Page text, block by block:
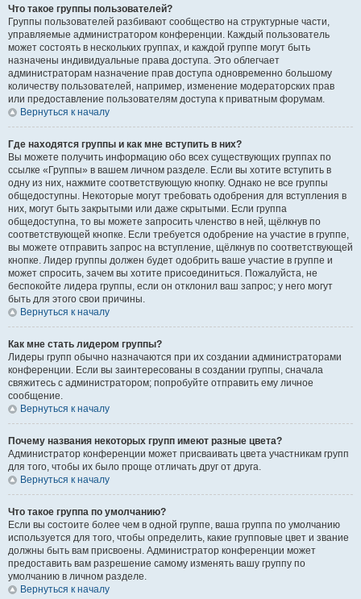
Что такое группы пользователей?
Группы пользователей разбивают сообщество на структурные части,
управляемые администратором конференции. Каждый пользователь
может состоять в нескольких группах, и каждой группе могут быть
назначены индивидуальные права доступа. Это облегчает
администраторам назначение прав доступа одновременно большому
количеству пользователей, например, изменение модераторских прав
или предоставление пользователям доступа к приватным форумам.
Вернуться к началу
Где находятся группы и как мне вступить в них?
Вы можете получить информацию обо всех существующих группах по
ссылке «Группы» в вашем личном разделе. Если вы хотите вступить в
одну из них, нажмите соответствующую кнопку. Однако не все группы
общедоступны. Некоторые могут требовать одобрения для вступления в
них, могут быть закрытыми или даже скрытыми. Если группа
общедоступна, то вы можете запросить членство в ней, щёлкнув по
соответствующей кнопке. Если требуется одобрение на участие в группе,
вы можете отправить запрос на вступление, щёлкнув по соответствующей
кнопке. Лидер группы должен будет одобрить ваше участие в группе и
может спросить, зачем вы хотите присоединиться. Пожалуйста, не
беспокойте лидера группы, если он отклонил ваш запрос; у него могут
быть для этого свои причины.
Вернуться к началу
Как мне стать лидером группы?
Лидеры групп обычно назначаются при их создании администраторами
конференции. Если вы заинтересованы в создании группы, сначала
свяжитесь с администратором; попробуйте отправить ему личное
сообщение.
Вернуться к началу
Почему названия некоторых групп имеют разные цвета?
Администратор конференции может присваивать цвета участникам групп
для того, чтобы их было проще отличать друг от друга.
Вернуться к началу
Что такое группа по умолчанию?
Если вы состоите более чем в одной группе, ваша группа по умолчанию
используется для того, чтобы определить, какие групповые цвет и звание
должны быть вам присвоены. Администратор конференции может
предоставить вам разрешение самому изменять вашу группу по
умолчанию в личном разделе.
Вернуться к началу